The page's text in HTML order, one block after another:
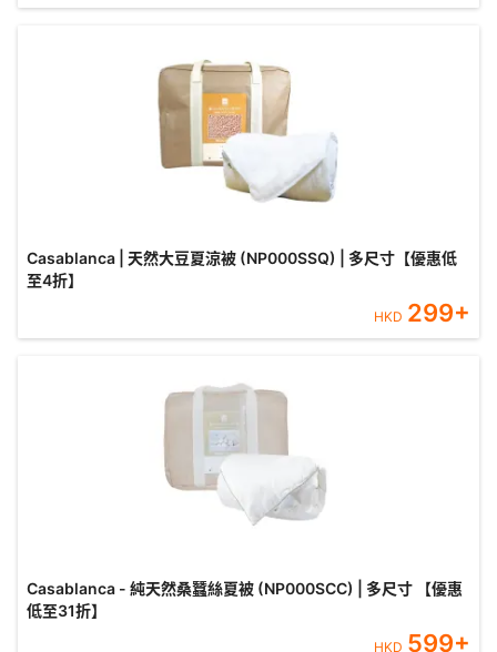
Casablanca | 天然大豆夏涼被 (NP000SSQ) | 多尺寸【優惠低
至4折】
HKD 299+
Casablanca - 純天然桑蠶絲夏被 (NP000SCC) | 多尺寸 【優惠
低至31折】
HKD 599+